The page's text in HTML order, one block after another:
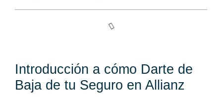
Introducción a cómo Darte de
Baja de tu Seguro en Allianz